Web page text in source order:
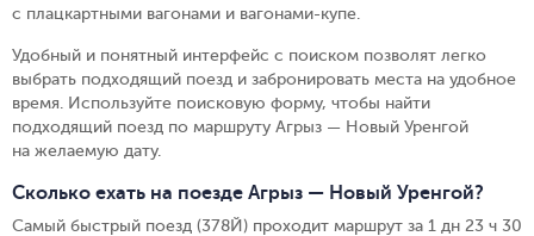
с плацкартными вагонами и вагонами-купе.
Удобный и понятный интерфейс с поиском позволят легко
выбрать подходящий поезд и забронировать места на удобное
время. Используйте поисковую форму, чтобы найти
подходящий поезд по маршруту Агрыз — Новый Уренгой
на желаемую дату.
Сколько ехать на поезде Агрыз — Новый Уренгой?
Самый быстрый поезд (378Й) проходит маршрут за 1 дн 23 ч 30